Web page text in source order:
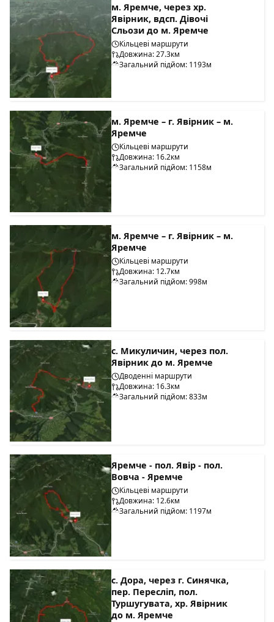
м. Яремче, через хр.
Явірник, вдсп. Дівочі
Сльози до м. Яремче
Кільцеві маршрути
Довжина: 27.3км
Загальний підйом: 1193м
м. Яремче – г. Явірник – м.
Яремче
Кільцеві маршрути
Довжина: 16.2км
Загальний підйом: 1158м
м. Яремче – г. Явірник – м.
Яремче
Кільцеві маршрути
Довжина: 12.7км
Загальний підйом: 998м
с. Микуличин, через пол.
Явірник до м. Яремче
Дводенні маршрути
Довжина: 16.3км
Загальний підйом: 833м
Яремче - пол. Явір - пол.
Вовча - Яремче
Кільцеві маршрути
Довжина: 12.6км
Загальний підйом: 1197м
с. Дора, через г. Синячка,
пер. Пересліп, пол.
Туршугувата, хр. Явірник
до м. Яремче